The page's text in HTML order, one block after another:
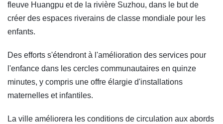
fleuve Huangpu et de la rivière Suzhou, dans le but de
créer des espaces riverains de classe mondiale pour les
enfants.
Des efforts s'étendront à l'amélioration des services pour
l'enfance dans les cercles communautaires en quinze
minutes, y compris une offre élargie d'installations
maternelles et infantiles.
La ville améliorera les conditions de circulation aux abords